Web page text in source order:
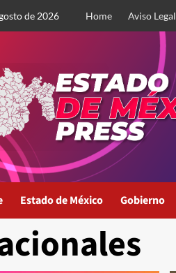
de 2026 Home Aviso Legal
Estado de México Gobierno